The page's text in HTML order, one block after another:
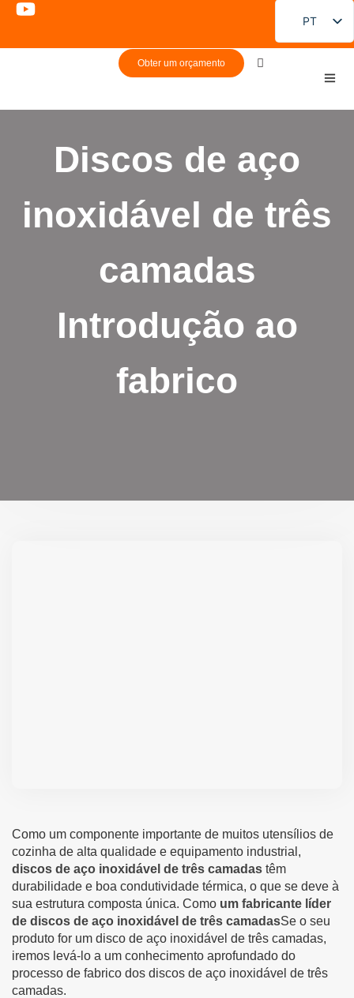
PT
EN
KO
Obter um orçamento
Discos de aço
inoxidável de três
camadas
Introdução ao
fabrico
Como um componente importante de muitos utensílios de
cozinha de alta qualidade e equipamento industrial,
discos de aço inoxidável de três camadas têm
durabilidade e boa condutividade térmica, o que se deve à
sua estrutura composta única. Como um fabricante líder
de discos de aço inoxidável de três camadasSe o seu
produto for um disco de aço inoxidável de três camadas,
iremos levá-lo a um conhecimento aprofundado do
processo de fabrico dos discos de aço inoxidável de três
camadas.